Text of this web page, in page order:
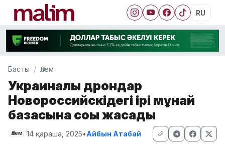
RU
Басты Әлем
Украиналық дрондар
Новороссийскідегі ірі мұнай
базасына соққы жасады
Әлем 14 қараша, 2025•Айбын Атабай